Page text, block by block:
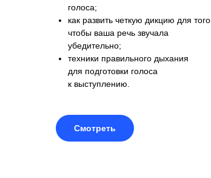
голоса;
как развить четкую дикцию для того,
чтобы ваша речь звучала
убедительно;
техники правильного дыхания
для подготовки голоса
к выступлению.
Смотреть